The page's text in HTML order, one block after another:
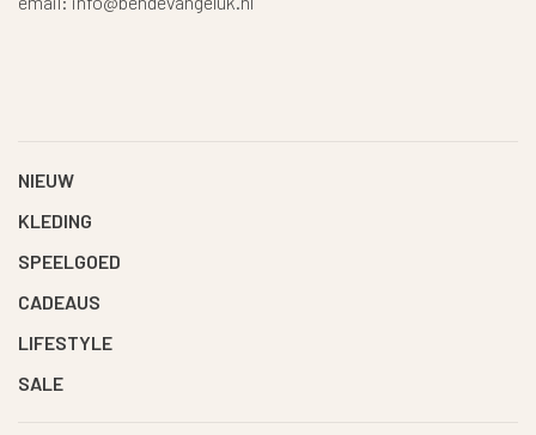
NIEUW
KLEDING
SPEELGOED
CADEAUS
LIFESTYLE
SALE